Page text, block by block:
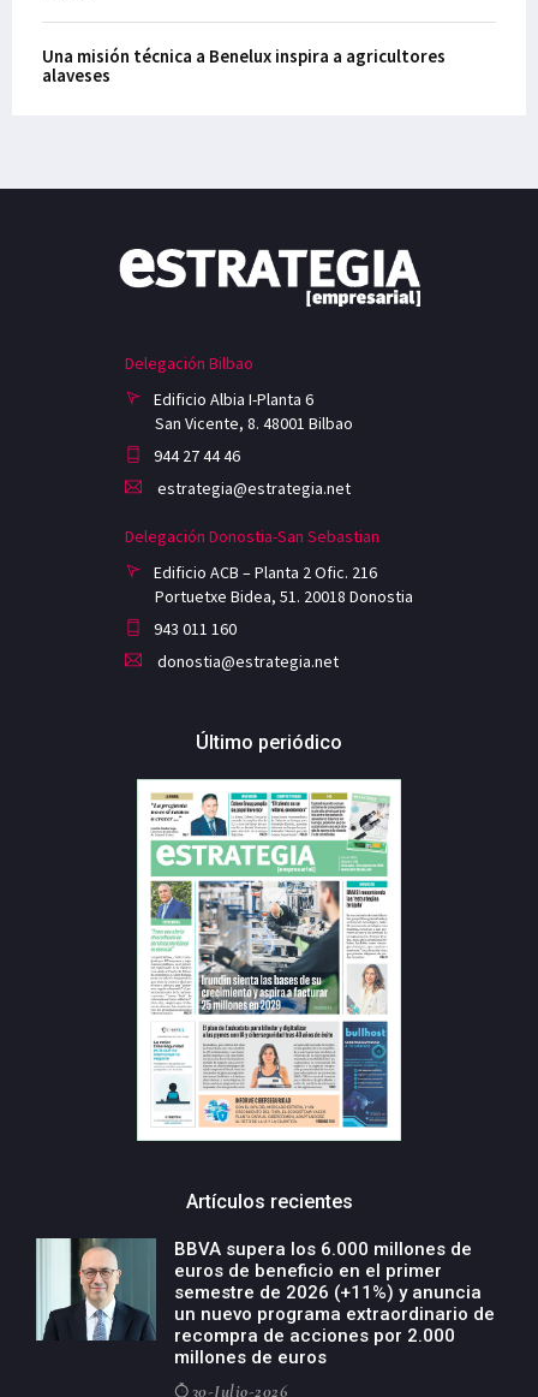
Una misión técnica a Benelux inspira a agricultores
alaveses
Delegación Bilbao
Edificio Albia I-Planta 6
San Vicente, 8. 48001 Bilbao
944 27 44 46
estrategia@estrategia.net
Delegación Donostia-San Sebastian
Edificio ACB – Planta 2 Ofic. 216
Portuetxe Bidea, 51. 20018 Donostia
943 011 160
donostia@estrategia.net
Último periódico
Artículos recientes
BBVA supera los 6.000 millones de
euros de beneficio en el primer
semestre de 2026 (+11%) y anuncia
un nuevo programa extraordinario de
recompra de acciones por 2.000
millones de euros
30-Julio-2026